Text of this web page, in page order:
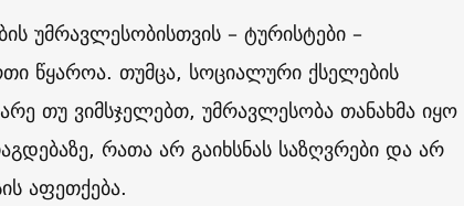
უმრავლესობისთვის – ტურისტები –
წყაროა. თუმცა, სოციალური ქსელების
თუ ვიმსჯელებთ, უმრავლესობა თანახმა იყო
რათა არ გაიხსნას საზღვრები და არ
აფეთქება.